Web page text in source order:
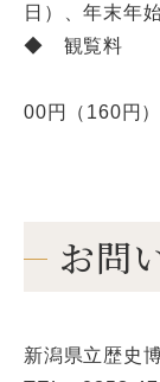
日）、年末年
◆ 観覧料 常
一般520
00円（160円
※（ ）
お問
新潟県立歴史